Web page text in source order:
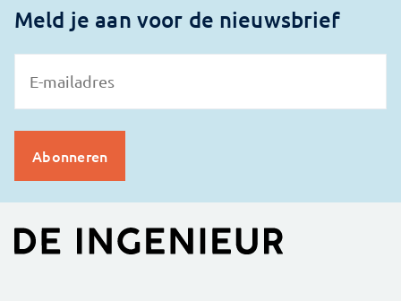
Meld je aan voor de nieuwsbrief